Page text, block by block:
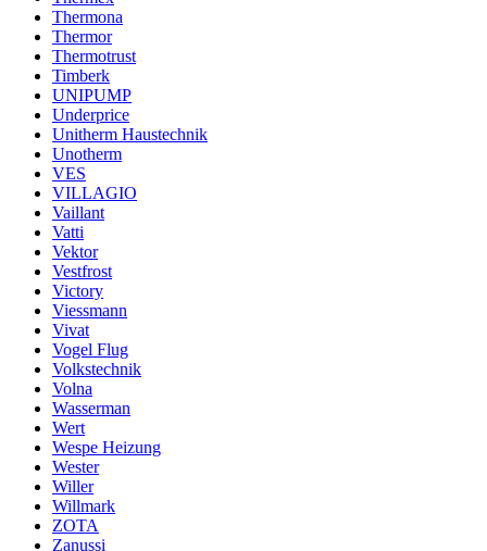
Thermona
Thermor
Thermotrust
Timberk
UNIPUMP
Underprice
Unitherm Haustechnik
Unotherm
VES
VILLAGIO
Vaillant
Vatti
Vektor
Vestfrost
Victory
Viessmann
Vivat
Vogel Flug
Volkstechnik
Volna
Wasserman
Wert
Wespe Heizung
Wester
Willer
Willmark
ZOTA
Zanussi